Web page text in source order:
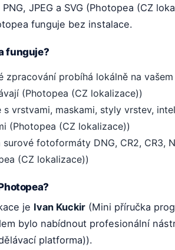
PNG, JPEG a SVG (Photopea (CZ
funguje bez instalace.
funguje?
zpracování probíhá lokálně na
(Photopea (CZ lokalizace))
s vrstvami, maskami, styly vrstev,
(Photopea (CZ lokalizace))
fotoformáty DNG, CR2, CR3,
(CZ lokalizace))
je Ivan Kuckir (Mini příručka
bylo nabídnout profesionální
platforma)).